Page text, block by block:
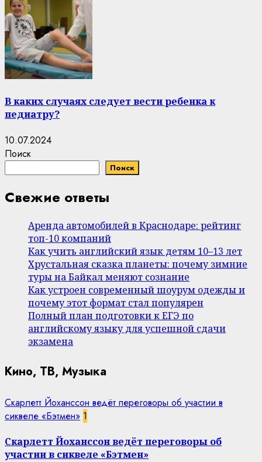
В каких случаях следует вести ребенка к
педиатру?
10.07.2024
Поиск
Поиск
Свежие ответы
Аренда автомобилей в Краснодаре: рейтинг
топ-10 компаний
Как учить английский язык детям 10–13 лет
Хрустальная сказка планеты: почему зимние
туры на Байкал меняют сознание
Как устроен современный шоурум одежды и
почему этот формат стал популярен
Полный план подготовки к ЕГЭ по
английскому языку для успешной сдачи
экзамена
Кино, ТВ, Музыка
Скарлетт Йоханссон ведёт переговоры об участии в
сиквеле «Бэтмен» 1
Скарлетт Йоханссон ведёт переговоры об
участии в сиквеле «Бэтмен»